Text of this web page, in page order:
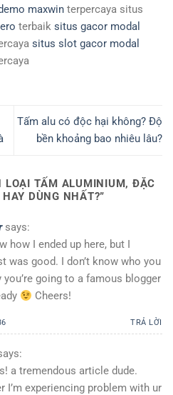
maxwin terpercaya situs
terbaik situs gacor modal
situs slot gacor modal
Tấm alu có độc hại không? Độ
bền khoảng bao nhiêu lâu?
LOẠI TẤM ALUMINIUM, ĐẶC
DÙNG NHẤT?”
says:
how I ended up here, but I
was good. I don’t know who you
you’re going to a famous blogger
Cheers!
TRẢ LỜI
a tremendous article dude.
I’m experiencing problem with ur